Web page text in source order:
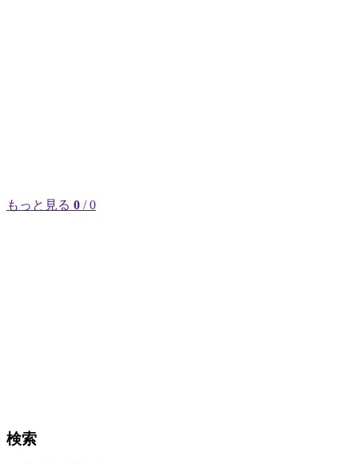
もっと見る 0 / 0
検索